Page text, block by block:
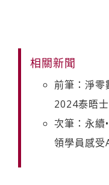
相關新聞
前筆：淨零
2024泰晤
次筆：永續
領學員感受